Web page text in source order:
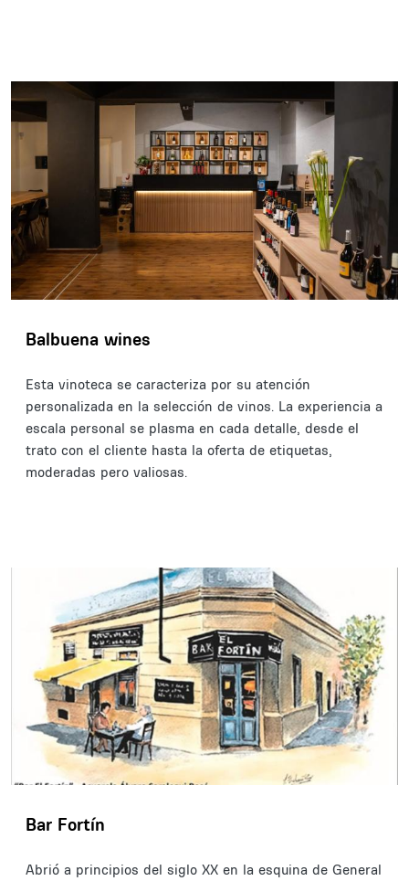
Balbuena wines
Esta vinoteca se caracteriza por su atención
personalizada en la selección de vinos. La experiencia a
escala personal se plasma en cada detalle, desde el
trato con el cliente hasta la oferta de etiquetas,
moderadas pero valiosas.
Bar Fortín
Abrió a principios del siglo XX en la esquina de General